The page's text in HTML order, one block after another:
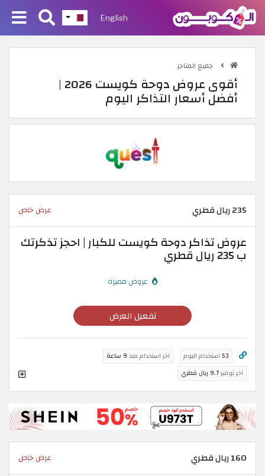
English
جميع المتاجر
أقوى عروض دوحة كويست 2026 |
أفضل أسعار التذاكر اليوم
235 ريال قطري عرض خاص
عروض تذاكر دوحة كويست للكبار | احجز تذكرتك
ب 235 ريال قطري
عروض مميزة
تفعيل العرض
53 استخدام اليوم اخر استخدام منذ 9 ساعة
اخر توفير9.7 ريال قطري
160 ريال قطري عرض خاص